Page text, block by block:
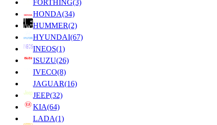
FORTHING(3)
HONDA(34)
HUMMER(2)
HYUNDAI(67)
INEOS(1)
ISUZU(26)
IVECO(8)
JAGUAR(16)
JEEP(32)
KIA(64)
LADA(1)